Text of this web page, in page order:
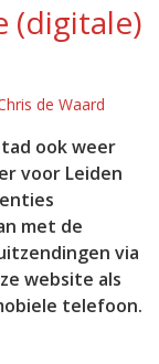
(digitale)
de Waard
ook weer
voor Leiden
met de
via
website als
telefoon.